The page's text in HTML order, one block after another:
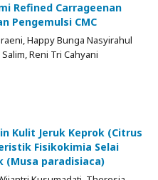
Refined Carrageenan
Pengemulsi CMC
Happy Bunga Nasyirahul
Reni Tri Cahyani
Kulit Jeruk Keprok (Citrus
Fisikokimia Selai
(Musa paradisiaca)